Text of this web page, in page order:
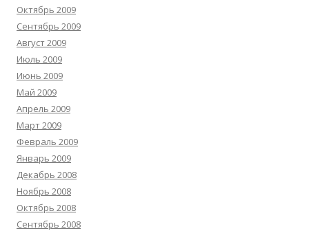
Октябрь 2009
Сентябрь 2009
Август 2009
Июль 2009
Июнь 2009
Май 2009
Апрель 2009
Март 2009
Февраль 2009
Январь 2009
Декабрь 2008
Ноябрь 2008
Октябрь 2008
Сентябрь 2008